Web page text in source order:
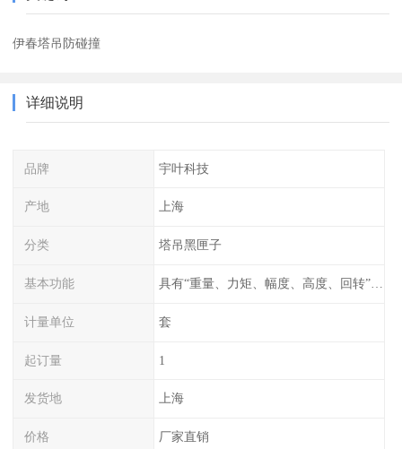
伊春塔吊防碰撞
详细说明
品牌 宇叶科技
产地 上海
分类 塔吊黑匣子
基本功能 具有“重量、力矩、幅度、高度、回转”等参数的显示、记录、报警功能。
计量单位 套
起订量 1
发货地 上海
价格 厂家直销